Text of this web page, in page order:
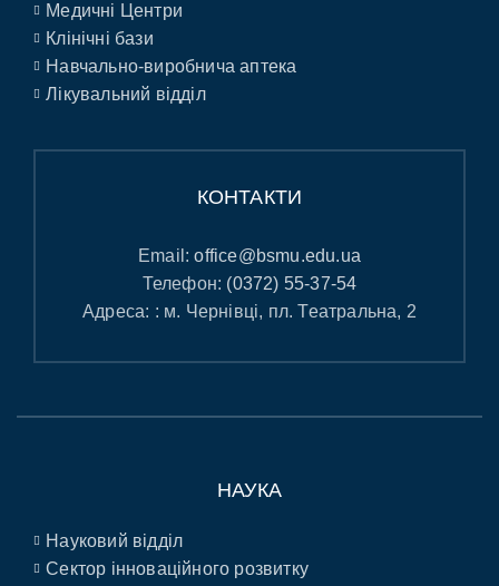
Медичні Центри
Клінічні бази
Навчально-виробнича аптека
Лікувальний відділ
КОНТАКТИ
Email:office@bsmu.edu.ua
Телефон: (0372) 55-37-54
Адреса: : м. Чернівці, пл. Театральна, 2
НАУКА
Науковий відділ
Сектор інноваційного розвитку